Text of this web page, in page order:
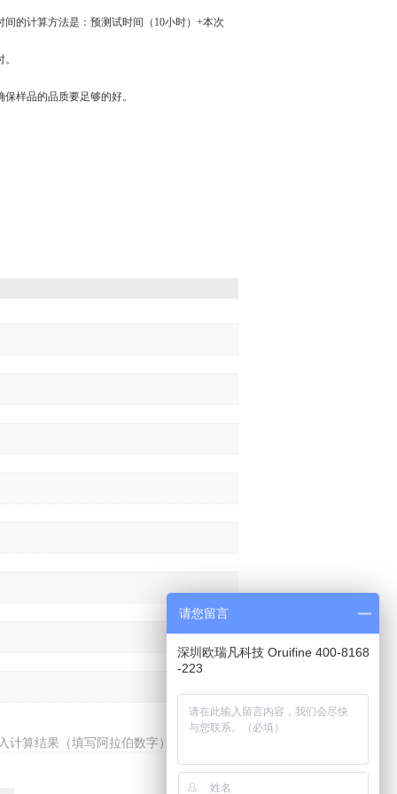
的计算方法是：预测试时间（10小时）+本次
样品的品质要足够的好。
计算结果（填写阿拉伯数字），如：三加
请您留言
深圳欧瑞凡科技 Oruifine 400-8168
-223